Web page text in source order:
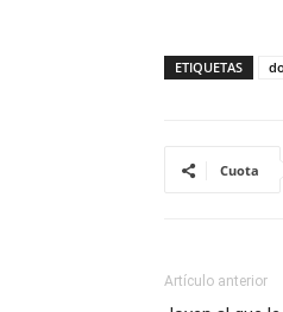
ETIQUETAS
Cuota
Artículo anterior